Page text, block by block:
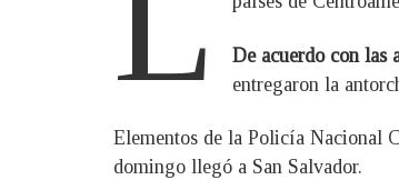
De acuerdo con las
entregaron la
Elementos de la Policía Nacional
domingo llegó a San Salvador.